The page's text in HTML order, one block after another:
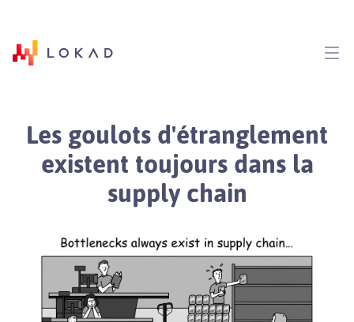
Les goulots d'étranglement
existent toujours dans la
supply chain